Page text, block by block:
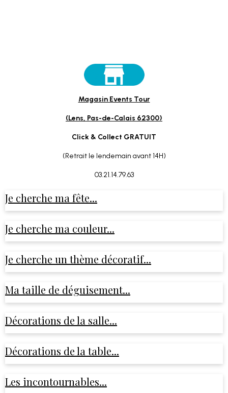
Magasin Events Tour
(Lens, Pas-de-Calais 62300)
Click & Collect GRATUIT
(Retrait le lendemain avant 14H)
03.21.14.79.63
Je cherche ma fête...
Je cherche ma couleur...
Je cherche un thème décoratif...
Ma taille de déguisement...
Décorations de la salle...
Décorations de la table...
Les incontournables...